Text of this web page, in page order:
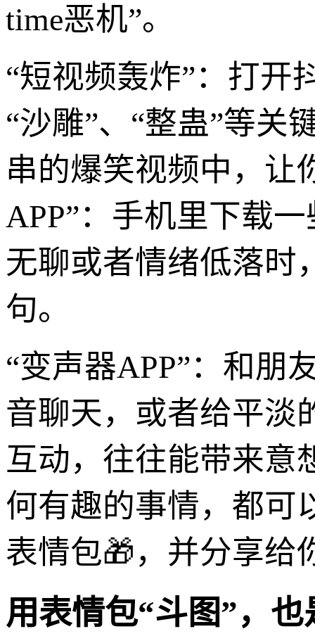
time恶机”。
“短视频轰炸”：打开
“沙雕”、“整蛊”等关
串的爆笑视频中，让
APP”：手机里下载
无聊或者情绪低落时
句。
“变声器APP”：和朋
音聊天，或者给平淡
互动，往往能带来意
何有趣的事情，都可
表情包🎁，并分享给
用表情包“斗图”，